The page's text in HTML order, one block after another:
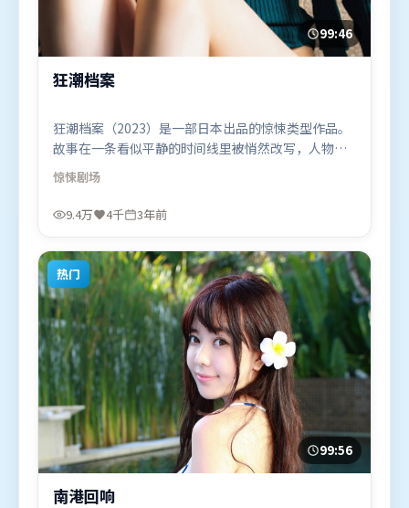
99:46
狂潮档案
狂潮档案（2023）是一部日本出品的惊悚类型作品。
故事在一条看似平静的时间线里被悄然改写，人物被
迫直面过去与现在的撕裂。视听风格统一而富有实验
感，配乐与画面情绪贴合。由丹尼斯·维伦纽瓦执
导，李政宰、奥卡菲娜、阿米尔·汗，杨幂、白宇等
区首映上线，适合喜欢惊悚题材的观众观看。
惊悚剧场
9.4万 4千 3年前
热门
99:56
南港回响